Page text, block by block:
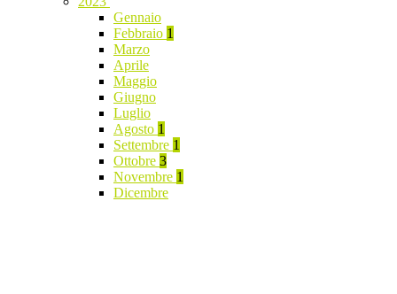
Gennaio
Febbraio 1
Marzo
Aprile
Maggio
Giugno
Luglio
Agosto 1
Settembre 1
Ottobre 3
Novembre 1
Dicembre